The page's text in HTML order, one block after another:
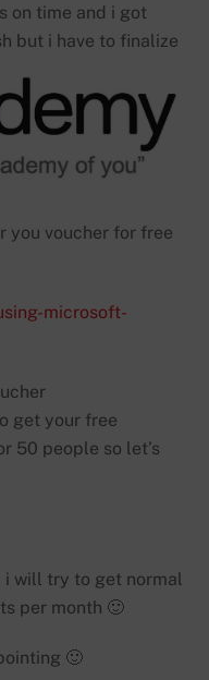
on time and i got
but i have to finalize
you voucher for free
microsoft-
get your free
50 people so let’s
i will try to get normal
per month 🙂
🙂